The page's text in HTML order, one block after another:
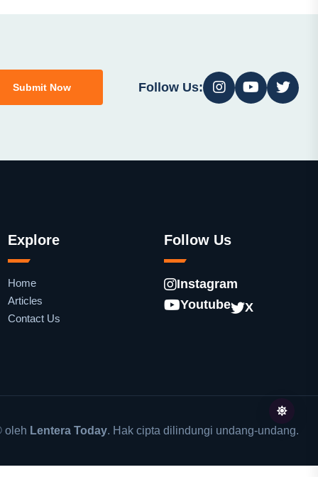
Submit Now Follow Us:
Explore
Home
Articles
Contact Us
Follow Us
Instagram
Youtube
X
oleh Lentera Today. Hak cipta dilindungi undang-undang.